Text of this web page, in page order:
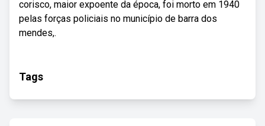
corisco, maior expoente da época, foi morto em 1940
pelas forças policiais no município de barra dos
mendes,.
Tags